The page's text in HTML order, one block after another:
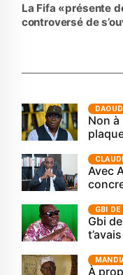
La Fifa «présente
controversé de
Non
Avec
GBI DE
Gbi
À